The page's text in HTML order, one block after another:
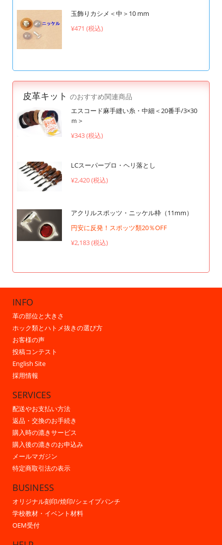
玉飾りカシメ＜中＞10 mm
¥471 (税込)
皮革キット のおすすめ関連商品
エスコード麻手縫い糸・中細＜20番手/3×30
ｍ＞
¥343 (税込)
LCスーパープロ・ヘリ落とし
¥2,420 (税込)
アクリルスポッツ・ニッケル枠（11mm）
円安に反発！スポッツ類20％OFF
¥2,183 (税込)
INFO
革の部位と大きさ
ホック類とハトメ抜きの選び方
お客様の声
投稿コンテスト
English Site
採用情報
SERVICES
配送やお支払い方法
返品・交換のお手続き
購入時の漉きサービス
購入後の漉きのお申込み
メールマガジン
特定商取引法の表示
BUSINESS
オリジナル刻印/焼印/シェイプパンチ
学校教材・イベント材料
OEM受付